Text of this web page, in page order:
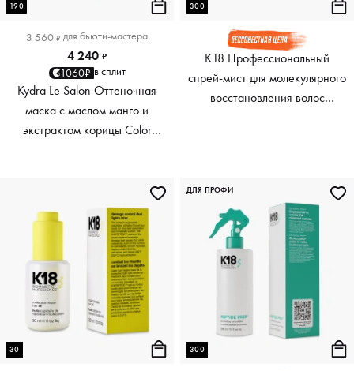
190
3 560 ₽ для бьюти-мастера
4 240 ₽
1060₽ в сплит
Kydra Le Salon Оттеночная
маска с маслом манго и
экстрактом корицы Color
300
K18 Профессиональный
спрей-мист для молекулярного
восстановления волос
30 300
ДЛЯ ПРОФИ